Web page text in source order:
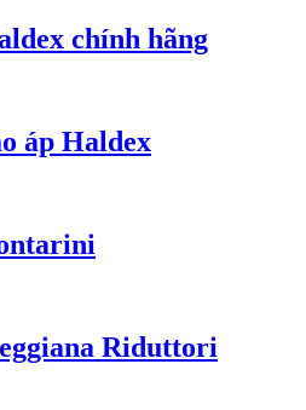
chính hãng
áp Haldex
Riduttori